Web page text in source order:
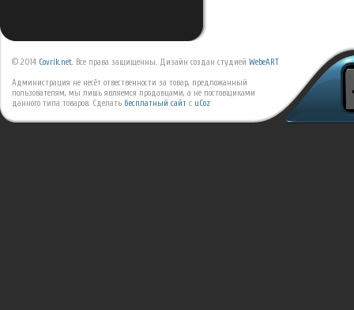
© 2014 Covrik.net. Все права защищенны. Дизайн создан студией WebeART
Администрация не несёт отвественности за товар, предложанный
пользователям, мы лишь являемся продавцами, а не постовщиками
данного типа товаров. Сделать бесплатный сайт с uCoz